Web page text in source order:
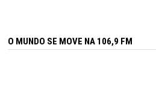
O MUNDO SE MOVE NA 106,9 FM